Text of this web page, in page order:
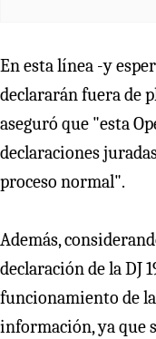
En esta línea -y
declararán fuera de
aseguró que "esta
declaraciones
proceso normal".
Además,
declaración de la DJ
funcionamiento de
información, ya que